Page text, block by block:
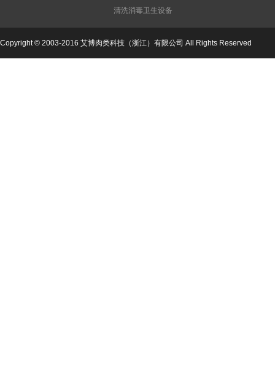
清洗消毒卫生设备
Copyright © 2003-2016 艾博肉类科技（浙江）有限公司 All Rights Reserved